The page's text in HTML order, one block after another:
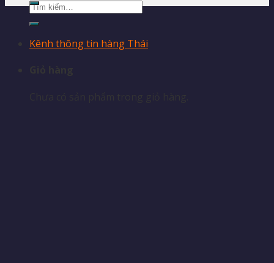
Kênh thông tin hàng Thái